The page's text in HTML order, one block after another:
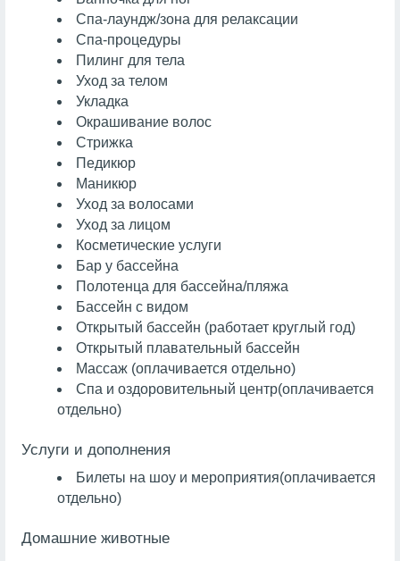
Спа-лаундж/зона для релаксации
Спа-процедуры
Пилинг для тела
Уход за телом
Укладка
Окрашивание волос
Стрижка
Педикюр
Маникюр
Уход за волосами
Уход за лицом
Косметические услуги
Бар у бассейна
Полотенца для бассейна/пляжа
Бассейн с видом
Открытый бассейн (работает круглый год)
Открытый плавательный бассейн
Массаж (оплачивается отдельно)
Спа и оздоровительный центр(оплачивается
отдельно)
Услуги и дополнения
Билеты на шоу и мероприятия(оплачивается
отдельно)
Домашние животные